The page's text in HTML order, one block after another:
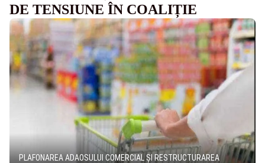
DE TENSIUNE ÎN COALIȚIE
PLAFONAREA ADAOSULUI COMERCIAL ȘI RESTRUCTURAREA